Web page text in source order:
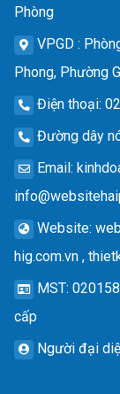
Phòng
VPGD :
Phong, Phường
Điện thoại:
Đường dây
Email:
Website:
hig.com.vn ,
MST:
cấp
Người đại